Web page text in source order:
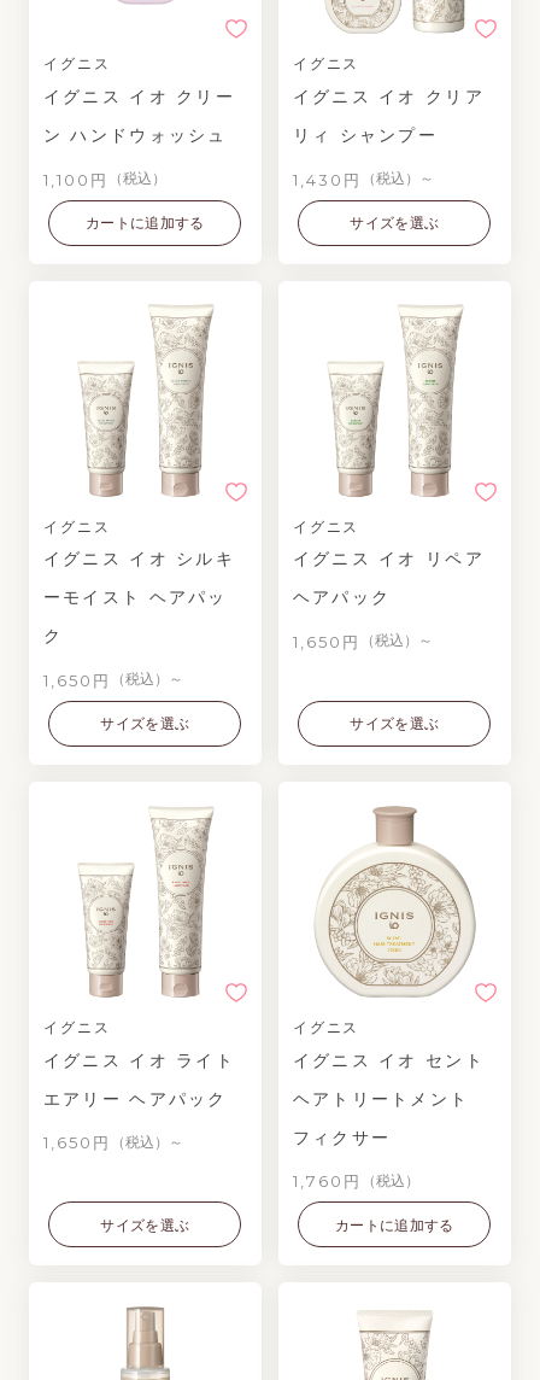
イグニス
イグニス イオ クリー
ン ハンドウォッシュ
1,100円 （税込）
カートに追加する
イグニス
イグニス イオ クリア
リィ シャンプー
1,430円 （税込）～
サイズを選ぶ
イグニス
イグニス イオ シルキ
ーモイスト ヘアパッ
ク
1,650円 （税込）～
サイズを選ぶ
イグニス
イグニス イオ リペア
ヘアパック
1,650円 （税込）～
サイズを選ぶ
イグニス
イグニス イオ ライト
エアリー ヘアパック
1,650円 （税込）～
サイズを選ぶ
イグニス
イグニス イオ セント
ヘアトリートメント
フィクサー
1,760円 （税込）
カートに追加する